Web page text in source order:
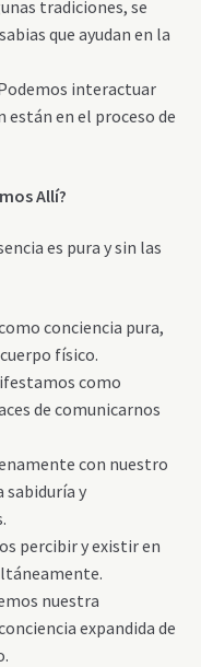
tradiciones, se
que ayudan en la
interactuar
en el proceso de
Allí?
es pura y sin las
conciencia pura,
físico.
como
de comunicarnos
con nuestro
sabiduría y
percibir y existir en
nuestra
expandida de